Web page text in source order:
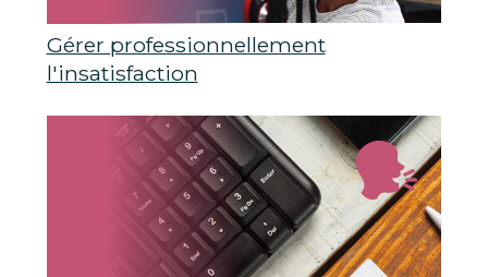
Gérer professionnellement
l'insatisfaction